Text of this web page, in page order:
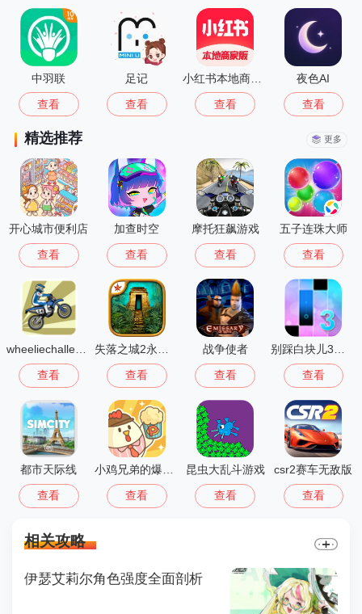
中羽联
查看
足记
查看 查看
夜色AI
查看
精选推荐 更多
开心城市便利店
查看
加查时空
查看
摩托狂飙游戏
查看
五子连珠大师
查看
查看 查看
战争使者
查看 查看
都市天际线
查看
小鸡兄弟的爆米花店铺免广告
查看
昆虫大乱斗游戏
查看
csr2赛车无敌版
查看
相关攻略
伊瑟艾莉尔角色强度全面剖析